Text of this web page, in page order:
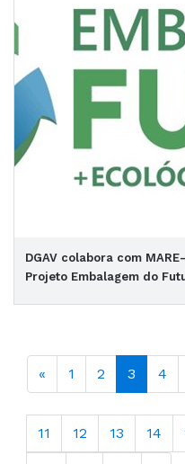
DGAV colabora com
Projeto Embalagem do
« 1 2 3 4
11 12 13 14